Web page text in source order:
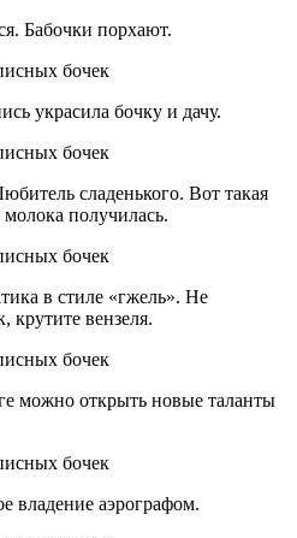
Бабочки порхают.
украсила бочку и дачу.
сладенького. Вот такая
получилась.
в стиле «гжель». Не
крутите вензеля.
можно открыть новые таланты
владение аэрографом.